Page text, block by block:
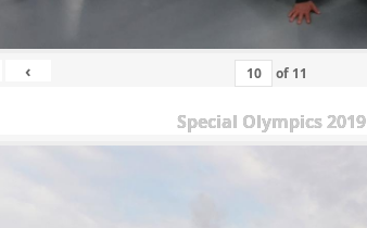
‹ of 11
Special Olympics 2019